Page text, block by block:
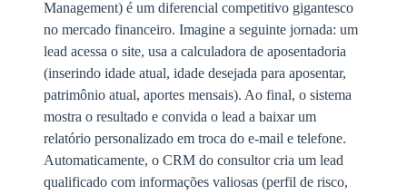
Management) é um diferencial competitivo gigantesco
no mercado financeiro. Imagine a seguinte jornada: um
lead acessa o site, usa a calculadora de aposentadoria
(inserindo idade atual, idade desejada para aposentar,
patrimônio atual, aportes mensais). Ao final, o sistema
mostra o resultado e convida o lead a baixar um
relatório personalizado em troca do e-mail e telefone.
Automaticamente, o CRM do consultor cria um lead
qualificado com informações valiosas (perfil de risco,